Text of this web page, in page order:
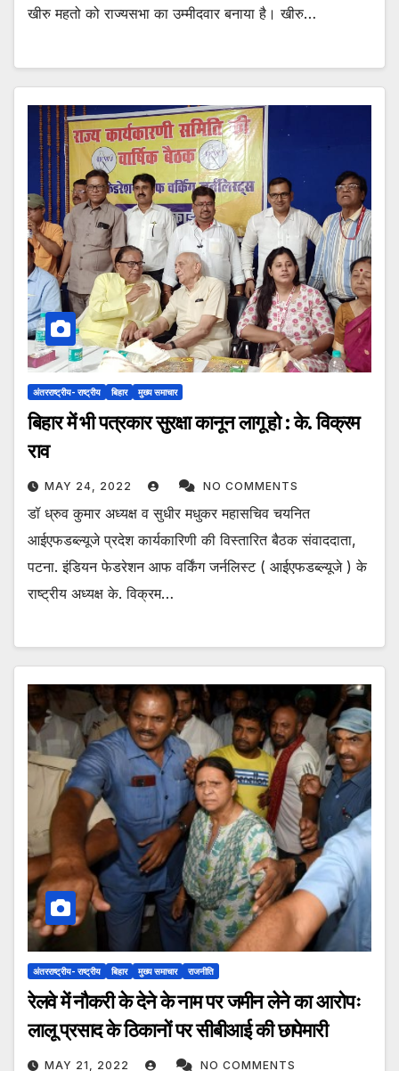
खीरु महतो को राज्यसभा का उम्मीदवार बनाया है। खीरु…
अंतरराष्ट्रीय- राष्ट्रीय बिहार मुख्य समाचार
बिहार में भी पत्रकार सुरक्षा कानून लागू हो : के. विक्रम
राव
MAY 24, 2022 NO COMMENTS
डॉ ध्रुव कुमार अध्यक्ष व सुधीर मधुकर महासचिव चयनित
आईएफडब्ल्यूजे प्रदेश कार्यकारिणी की विस्तारित बैठक संवाददाता,
पटना. इंडियन फेडरेशन आफ वर्किंग जर्नलिस्ट ( आईएफडब्ल्यूजे ) के
राष्ट्रीय अध्यक्ष के. विक्रम…
अंतरराष्ट्रीय- राष्ट्रीय बिहार मुख्य समाचार राजनीति
रेलवे में नौकरी के देने के नाम पर जमीन लेने का आरोपः
लालू प्रसाद के ठिकानों पर सीबीआई की छापेमारी
MAY 21, 2022 NO COMMENTS